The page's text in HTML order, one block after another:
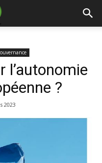
l’autonomie
?
2023